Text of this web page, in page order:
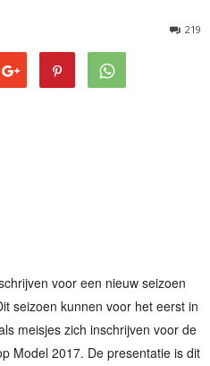
219
voor een nieuw seizoen
seizoen kunnen voor het eerst in
meisjes zich inschrijven voor de
Model 2017. De presentatie is dit